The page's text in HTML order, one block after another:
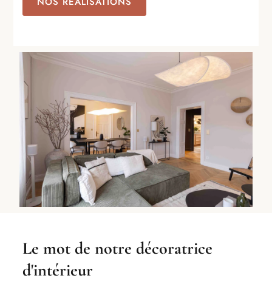
Le mot de notre décoratrice
d'intérieur